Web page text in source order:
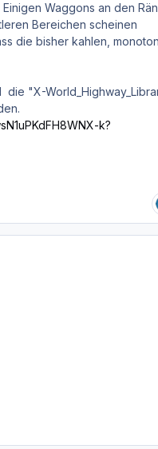
Waggons an den
Bereichen scheinen
die bisher kahlen,
"X-
k?